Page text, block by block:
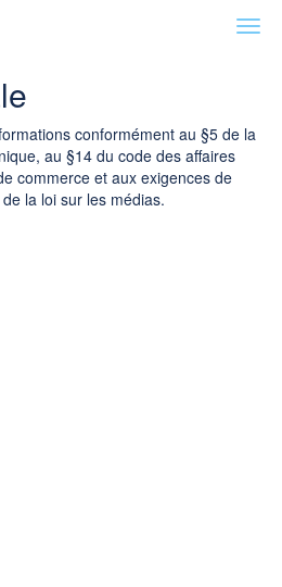
conformément au §5 de la
au §14 du code des affaires
commerce et aux exigences de
la loi sur les médias.